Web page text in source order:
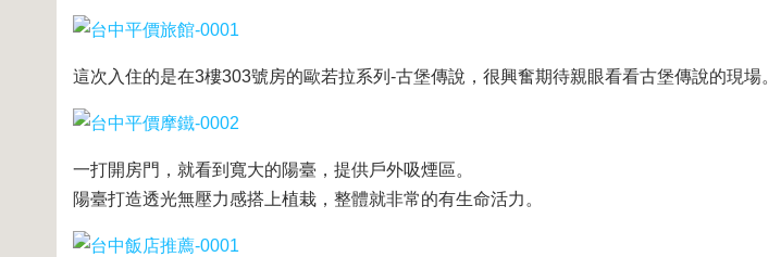
這次入住的是在3樓303號房的歐若拉系列-古堡傳說，很興奮期待親眼看看古堡傳說的現場。
一打開房門，就看到寬大的陽臺，提供戶外吸煙區。
陽臺打造透光無壓力感搭上植栽，整體就非常的有生命活力。